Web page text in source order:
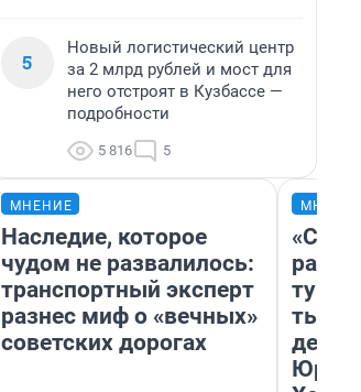
5
Новый логистический центр
за 2 млрд рублей и мост для
него отстроят в Кузбассе —
подробности
5 816 5
МНЕНИЕ
Наследие, которое
чудом не развалилось:
транспортный эксперт
разнес миф о «вечных»
советских дорогах
день